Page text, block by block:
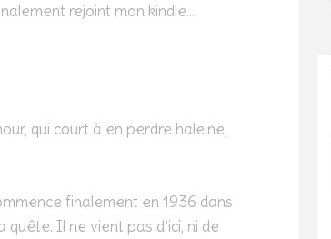
rejoint mon kindle…
qui court à en perdre haleine,
finalement en 1936 dans
Il ne vient pas d’ici, ni de